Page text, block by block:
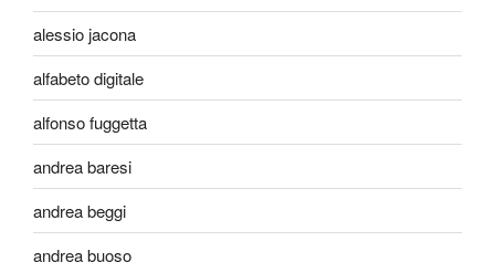
alessio jacona
alfabeto digitale
alfonso fuggetta
andrea baresi
andrea beggi
andrea buoso